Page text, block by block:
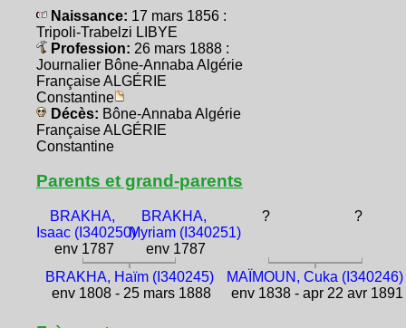
Naissance: 17 mars 1856 :
Tripoli-Trabelzi LIBYE
Profession: 26 mars 1888 :
Journalier Bône-Annaba Algérie
Française ALGÉRIE
Constantine
Décès: Bône-Annaba Algérie
Française ALGÉRIE
Constantine
Parents et grand-parents
BRAKHA,
Isaac (I340250)
env 1787
BRAKHA,
Myriam (I340251)
env 1787
? ?
BRAKHA, Haïm (I340245)
env 1808 - 25 mars 1888
MAÏMOUN, Cuka (I340246)
env 1838 - apr 22 avr 1891